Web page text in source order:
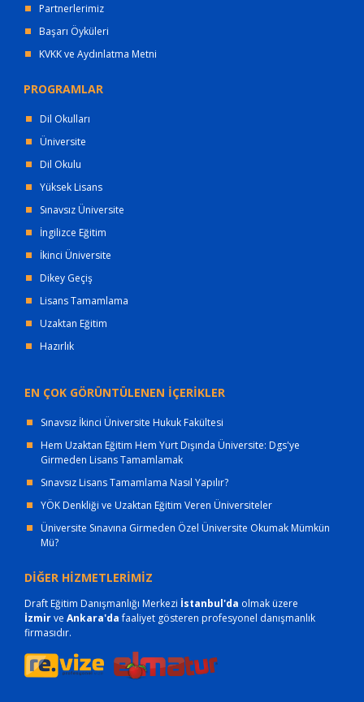
Partnerlerimiz
Başarı Öyküleri
KVKK ve Aydınlatma Metni
PROGRAMLAR
Dil Okulları
Üniversite
Dil Okulu
Yüksek Lisans
Sınavsız Üniversite
İngilizce Eğitim
İkinci Üniversite
Dikey Geçiş
Lisans Tamamlama
Uzaktan Eğitim
Hazırlık
EN ÇOK GÖRÜNTÜLENEN İÇERİKLER
Sınavsız İkinci Üniversite Hukuk Fakültesi
Hem Uzaktan Eğitim Hem Yurt Dışında Üniversite: Dgs'ye
Girmeden Lisans Tamamlamak
Sınavsız Lisans Tamamlama Nasıl Yapılır?
YÖK Denkliği ve Uzaktan Eğitim Veren Üniversiteler
Üniversite Sınavına Girmeden Özel Üniversite Okumak Mümkün
Mü?
DİĞER HİZMETLERİMİZ
Draft Eğitim Danışmanlığı Merkezi İstanbul'da olmak üzere
İzmirve Ankara'dafaaliyet gösteren profesyonel danışmanlık
firmasıdır.